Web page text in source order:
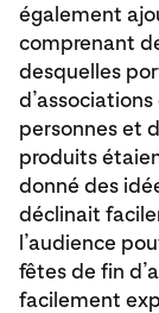
également
comprenant
desquelles
personnes et
produits
donné des
déclinait
l’audience
fêtes de fin
facilement